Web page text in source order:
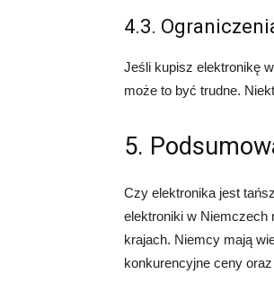
4.3.
Jeśli kupisz elektronikę
może to być trudne.
5.
Czy elektronika jest
elektroniki w Niemczech
krajach. Niemcy mają
konkurencyjne ceny